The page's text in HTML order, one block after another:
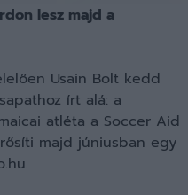
lesz majd a
Usain Bolt kedd
írt alá: a
atléta a Soccer Aid
majd júniusban egy